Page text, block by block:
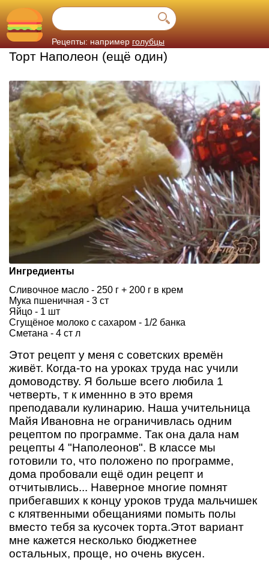
Рецепты: например голубцы
Торт Наполеон (ещё один)
Ингредиенты
Сливочное масло - 250 г + 200 г в крем
Мука пшеничная - 3 ст
Яйцо - 1 шт
Сгущёное молоко с сахаром - 1/2 банка
Сметана - 4 ст л
Этот рецепт у меня с советских времён
живёт. Когда-то на уроках труда нас учили
домоводству. Я больше всего любила 1
четверть, т к именнно в это время
преподавали кулинарию. Наша учительница
Майя Ивановна не ограничивлась одним
рецептом по программе. Так она дала нам
рецепты 4 "Наполеонов". В классе мы
готовили то, что положено по программе,
дома пробовали ещё один рецепт и
отчитывлись... Наверное многие помнят
прибегавших к концу уроков труда мальчишек
с клятвенными обещаниями помыть полы
вместо тебя за кусочек торта.Этот вариант
мне кажется несколько бюджетнее
остальных, проще, но очень вкусен.